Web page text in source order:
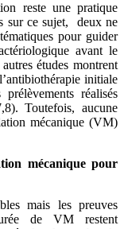
reste une pratique
sur ce sujet, deux ne
pour guider
avant le
études montrent
initiale
réalisés
Toutefois, aucune
mécanique (VM)
mécanique pour
mais les preuves
de VM restent